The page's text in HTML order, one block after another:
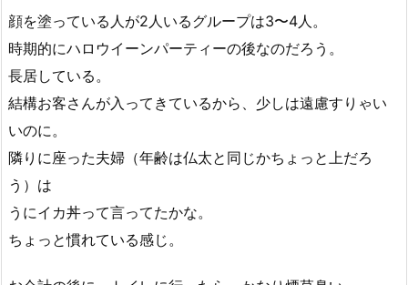
顔を塗っている人が2人いるグループは3〜4人。
時期的にハロウイーンパーティーの後なのだろう。
長居している。
結構お客さんが入ってきているから、少しは遠慮すりゃい
いのに。
隣りに座った夫婦（年齢は仏太と同じかちょっと上だろ
う）は
うにイカ丼って言ってたかな。
ちょっと慣れている感じ。